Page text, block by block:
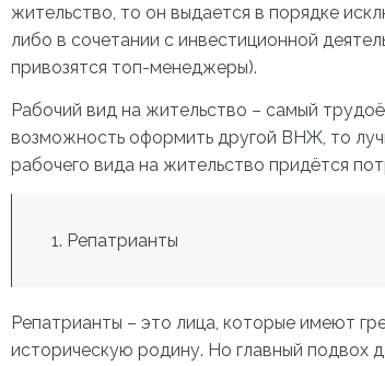
жительство, то он выдается в порядке
либо в сочетании с инвестиционной
привозятся топ-менеджеры).
Рабочий вид на жительство – самый
возможность оформить другой ВНЖ, то
рабочего вида на жительство придётся
Репатрианты
Репатрианты – это лица, которые имеют
историческую родину. Но главный подвох